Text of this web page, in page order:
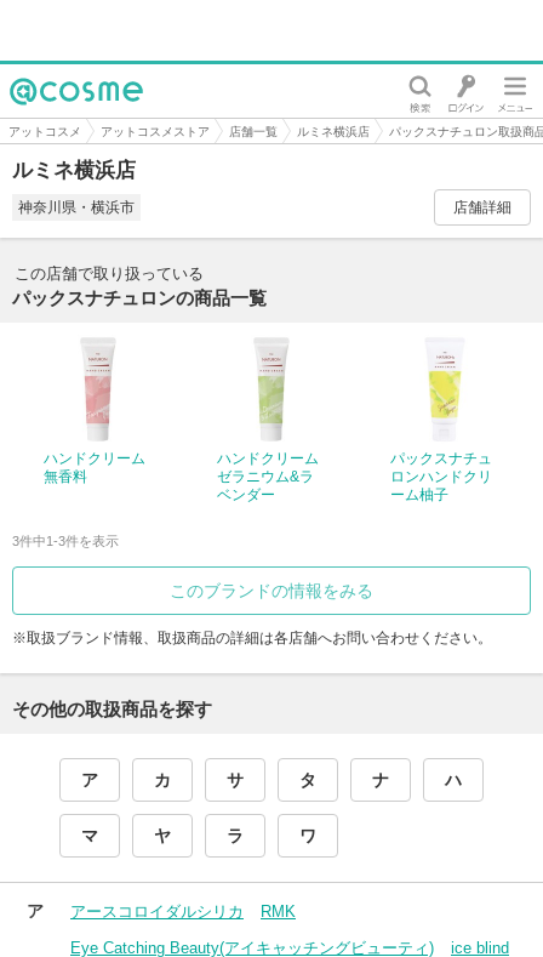
@cosme
アットコスメ アットコスメストア 店舗一覧 ルミネ横浜店 パックスナチュロン取扱商
ルミネ横浜店
神奈川県・横浜市 店舗詳細
この店舗で取り扱っている
パックスナチュロンの商品一覧
ハンドクリーム
無香料
ハンドクリーム
ゼラニウム&ラ
ベンダー
パックスナチュ
ロンハンドクリ
ーム柚子
3件中1-3件を表示
このブランドの情報をみる
※取扱ブランド情報、取扱商品の詳細は各店舗へお問い合わせください。
その他の取扱商品を探す
ア カ サ タ ナ ハ
マ ヤ ラ ワ
ア アースコロイダルシリカ
RMK
Eye Catching Beauty(アイキャッチングビューティ)
ice blind